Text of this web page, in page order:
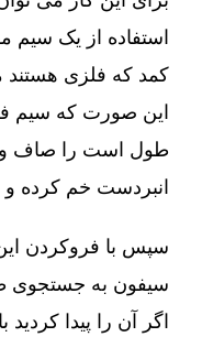
استفاده از یک سیم
کمد که فلزی هستند
این صورت که سیم
طول است را صاف و
انبردست خم کرده و
سپس با فروکردن
سیفون به جستجوی طلا
اگر آن را پیدا کردید